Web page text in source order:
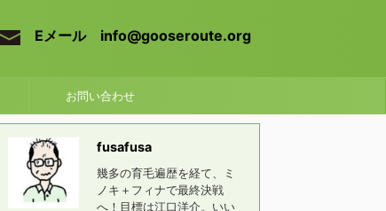
Eメール info@gooseroute.org
お問い合わせ
fusafusa
幾多の育毛遍歴を経て、ミ
ノキ＋フィナで最終決戦
へ！目標は江口洋介。いい